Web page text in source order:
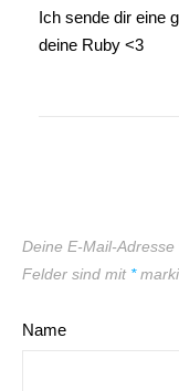
Ich sende dir eine
deine Ruby <3
Deine E-Mail-
Felder sind mit *
Name